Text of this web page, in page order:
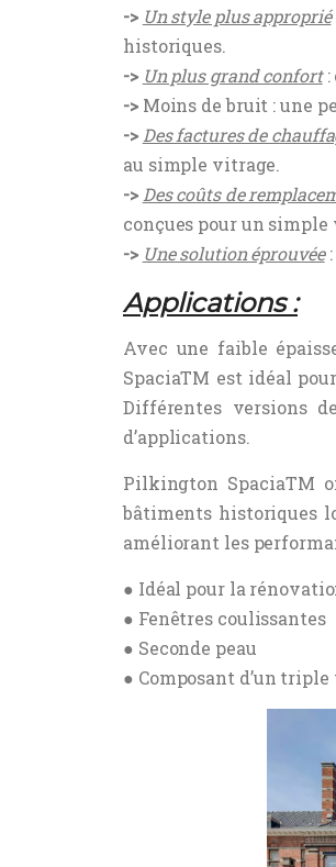
-> Un style plus approprié
historiques.
-> Un plus grand confort:
->Moins de bruit : une
-> Des factures de
au simple vitrage.
-> Des coûts de
conçues pour un simple
-> Une solution éprouvée:
Applications :
Avec une faible
SpaciaTM est idéal
Différentes versions
d’applications.
Pilkington SpaciaTM
bâtiments historiques
améliorant les
● Idéal pour la
● Fenêtres coulissantes
● Seconde peau
● Composant d’un